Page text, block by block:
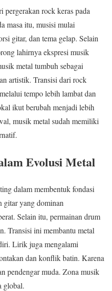
pergerakan rock keras pada
masa itu, musisi mulai
gitar, dan tema gelap. Selain
lahirnya ekspresi musik
metal tumbuh sebagai
artistik. Transisi dari rock
tempo lebih lambat dan
ikut berubah menjadi lebih
musik metal sudah memiliki
Evolusi Metal
dalam membentuk fondasi
gitar yang dominan
Selain itu, permainan drum
Transisi ini membantu metal
Lirik juga mengalami
dan konflik batin. Karena
pendengar muda. Zona musik
global.